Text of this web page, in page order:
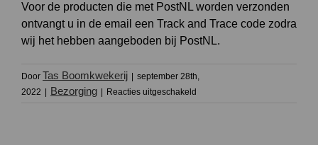
Voor de producten die met PostNL worden verzonden
ontvangt u in de email een Track and Trace code zodra
wij het hebben aangeboden bij PostNL.
Door Tas Boomkwekerij
september 28th,
2022
Bezorging Reacties uitgeschakeld